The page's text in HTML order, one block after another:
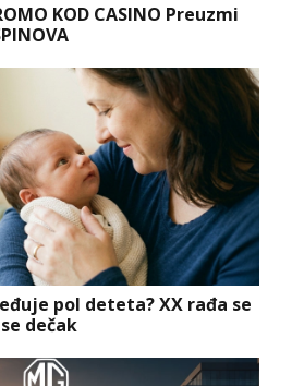
KOD CASINO Preuzmi
pol deteta? XX rađa se
dečak